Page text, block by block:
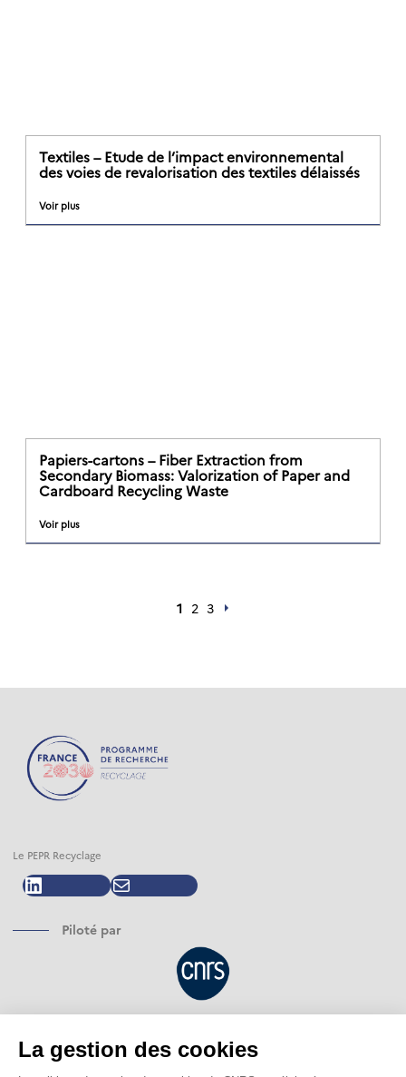
Textiles – Etude de l’impact environnemental
des voies de revalorisation des textiles délaissés
Voir plus
Papiers-cartons – Fiber Extraction from
Secondary Biomass: Valorization of Paper and
Cardboard Recycling Waste
Voir plus
1 2 3
Le PEPR Recyclage
LinkedInE-mail
Piloté par